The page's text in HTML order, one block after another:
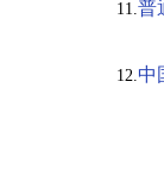
11.普
12.中